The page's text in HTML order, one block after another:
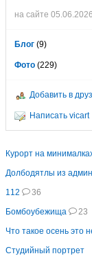
на сайте
Блог (9)
Фото (229)
Добавить в
Написать vicart
Курорт на
Долбодятлы из
112
36
Бомбоубежища
23
Что такое осень это
Студийный портрет